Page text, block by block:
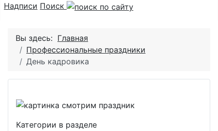
Надписи Поиск
Вы здесь: Главная
Профессиональные праздники
День кадровика
Категории в разделе